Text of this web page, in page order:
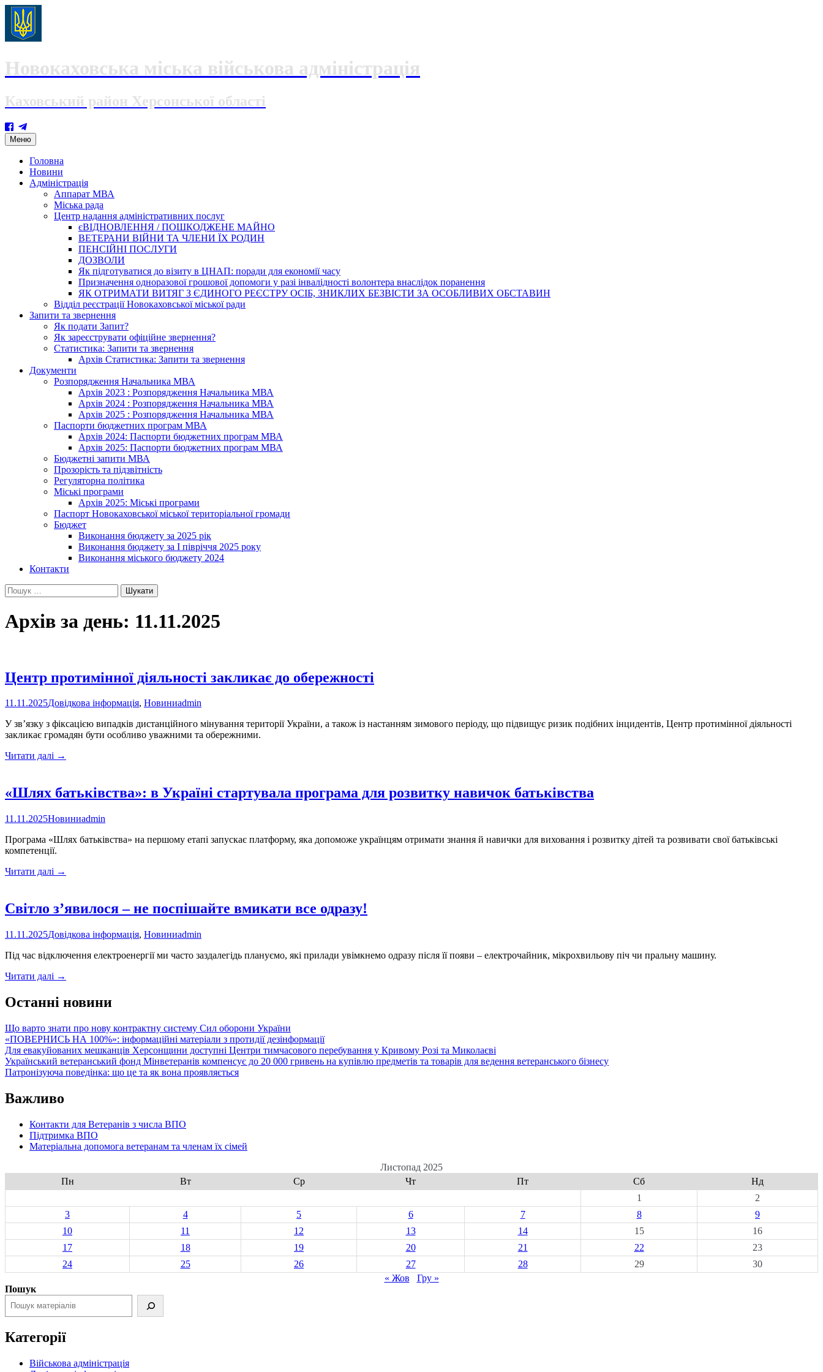
Новокаховська міська військова адміністрація
Каховський район Херсонської області
Меню Skip
to
content
Головна
Новини
Адміністрація
Аппарат МВА
Міська рада
Центр надання адміністративних послуг
єВІДНОВЛЕННЯ / ПОШКОДЖЕНЕ МАЙНО
ВЕТЕРАНИ ВІЙНИ ТА ЧЛЕНИ ЇХ РОДИН
ПЕНСІЙНІ ПОСЛУГИ
ДОЗВОЛИ
Як підготуватися до візиту в ЦНАП: поради для економії часу
Призначення одноразової грошової допомоги у разі інвалідності волонтера внаслідок поранення
ЯК ОТРИМАТИ ВИТЯГ З ЄДИНОГО РЕЄСТРУ ОСІБ, ЗНИКЛИХ БЕЗВІСТИ ЗА ОСОБЛИВИХ ОБСТАВИН
Відділ реєстрації Новокаховської міської ради
Запити та звернення
Як подати Запит?
Як зареєструвати офіційне звернення?
Статистика: Запити та звернення
Архів Статистика: Запити та звернення
Документи
Розпорядження Начальника МВА
Архів 2023 : Розпорядження Начальника МВА
Архів 2024 : Розпорядження Начальника МВА
Архів 2025 : Розпорядження Начальника МВА
Паспорти бюджетних програм МВА
Архів 2024: Паспорти бюджетних програм МВА
Архів 2025: Паспорти бюджетних програм МВА
Бюджетні запити МВА
Прозорість та підзвітність
Регуляторна політика
Міські програми
Архів 2025: Міські програми
Паспорт Новокаховської міської територіальної громади
Бюджет
Виконання бюджету за 2025 рік
Виконання бюджету за І півріччя 2025 року
Виконання міського бюджету 2024
Контакти
Пошук:
Архів за день: 11.11.2025
Центр протимінної діяльності закликає до обережності
11.11.2025Довідкова інформація, Новиниadmin
У зв’язку з фіксацією випадків дистанційного мінування території України, а також із настанням зимового періоду, що підвищує ризик подібних інцидентів, Центр протимінної діяльності
закликає громадян бути особливо уважними та обережними.
Читати далі Центр
закликає
до
→
«Шлях батьківства»: в Україні стартувала програма для розвитку навичок батьківства
11.11.2025Новиниadmin
Програма «Шлях батьківства» на першому етапі запускає платформу, яка допоможе українцям отримати знання й навички для виховання і розвитку дітей та розвивати свої батьківські
компетенції.
Читати далі «Шлях
Україні
стартувала
для
навичок
→
Світло з’явилося – не поспішайте вмикати все одразу!
11.11.2025Довідкова інформація, Новиниadmin
Під час відключення електроенергії ми часто заздалегідь плануємо, які прилади увімкнемо одразу після її появи – електрочайник, мікрохвильову піч чи пральну машину.
Читати далі Світло
–
не
вмикати
все
одразу!
→
Останні новини
Що варто знати про нову контрактну систему Сил оборони України
«ПОВЕРНИСЬ НА 100%»: інформаційні матеріали з протидії дезінформації
Для евакуйованих мешканців Херсонщини доступні Центри тимчасового перебування у Кривому Розі та Миколаєві
Український ветеранський фонд Мінветеранів компенсує до 20 000 гривень на купівлю предметів та товарів для ведення ветеранського бізнесу
Патронізуюча поведінка: що це та як вона проявляється
Важливо
Контакти для Ветеранів з числа ВПО
Підтримка ВПО
Матеріальна допомога ветеранам та членам їх сімей
Листопад 2025
Пн
Вт Ср Чт Пт Сб
Нд
1
2
3
4 5 6 7 8
9
10
11 12 13 14 15
16
17
18 19 20 21 22
23
24
25 26 27 28 29
30
« Жов
Гру »
Пошук
Категорії
Військова адміністрація